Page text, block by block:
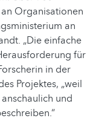
Organisationen
an
„Die einfache
für
in der
Projektes, „weil
und